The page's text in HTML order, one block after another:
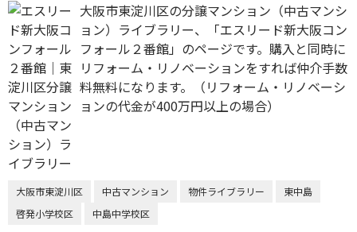
大阪市東淀川区の分譲マンション（中古マンシ
ョン）ライブラリー、「エスリード新大阪コン
フォール２番館」のページです。購入と同時に
リフォーム・リノベーションをすれば仲介手数
料無料になります。（リフォーム・リノベーシ
ョンの代金が400万円以上の場合）
大阪市東淀川区 中古マンション 物件ライブラリー
東中島
啓発小学校区
中島中学校区